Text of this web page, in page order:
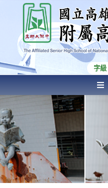
內
容
國立高雄師範大學附屬高級
High School of National
字級
AFFILIATED SENIOR
KAOHSIUNG